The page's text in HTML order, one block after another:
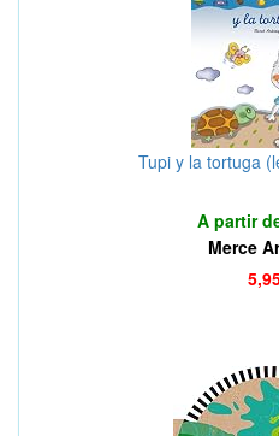
Tupi y la tortuga
A partir
Merce